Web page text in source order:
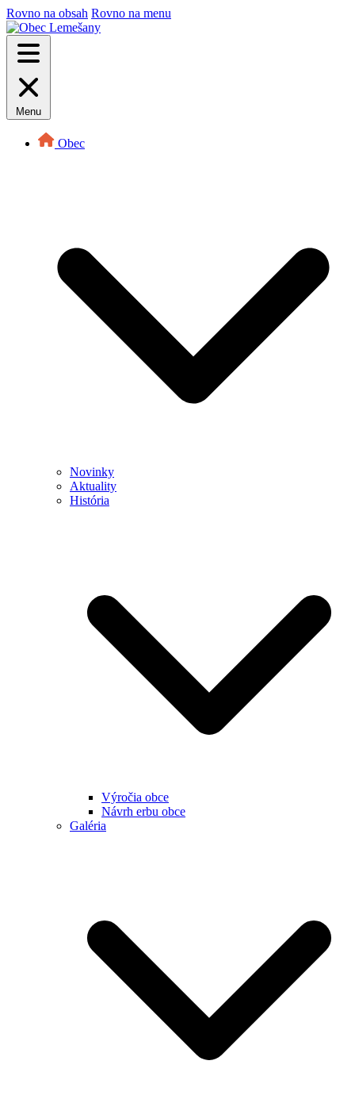
Rovno na obsah Rovno na menu
Menu
Obec
Novinky
Aktuality
História
Výročia obce
Návrh erbu obce
Galéria